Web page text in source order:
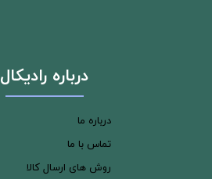
درباره رادیکال
درباره ما
تماس با ما
روش های ارسال کالا